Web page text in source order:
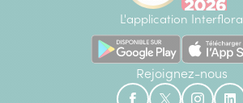
L'application Interflora
Rejoignez-nous